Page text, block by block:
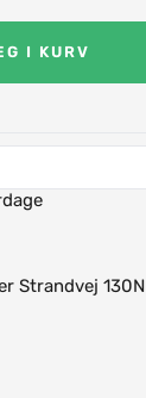
I KURV
Strandvej 130N